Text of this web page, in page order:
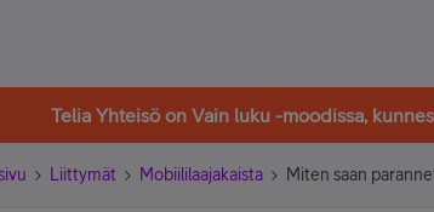
Telia Yhteisö on Vain luku -moodissa,
Liittymät Mobiililaajakaista Miten saan